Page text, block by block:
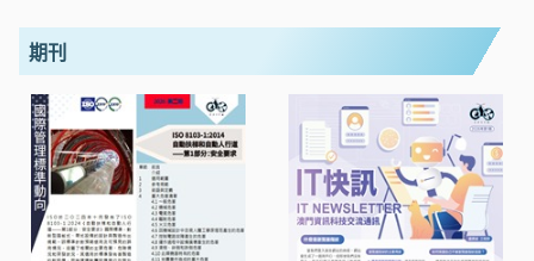
期刊